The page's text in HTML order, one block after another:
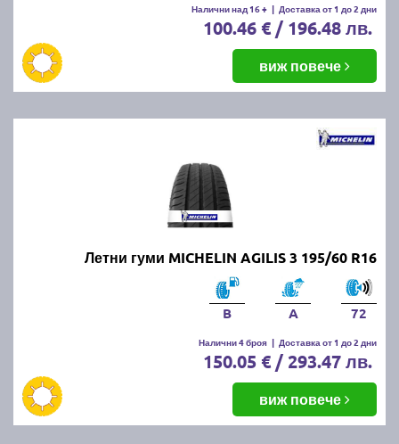
Налични над 16 + | Доставка от 1 до 2 дни
100.46 € / 196.48 лв.
виж повече
Летни гуми MICHELIN AGILIS 3 195/60 R16
B A 72
Налични 4 броя | Доставка от 1 до 2 дни
150.05 € / 293.47 лв.
виж повече